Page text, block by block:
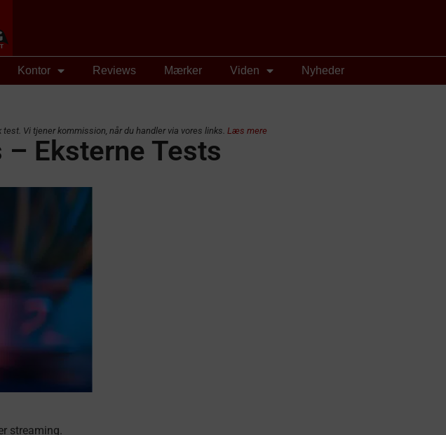
Kontor Reviews Mærker Viden Nyheder
Vi tjener kommission, når du handler via vores links. Læs mere
– Eksterne Tests
streaming.